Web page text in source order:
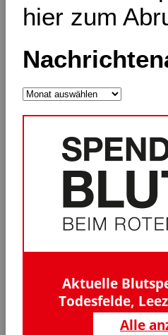
hier zum
Nachrichtenarchiv
Aktuelle
Todesfelde,
Alle